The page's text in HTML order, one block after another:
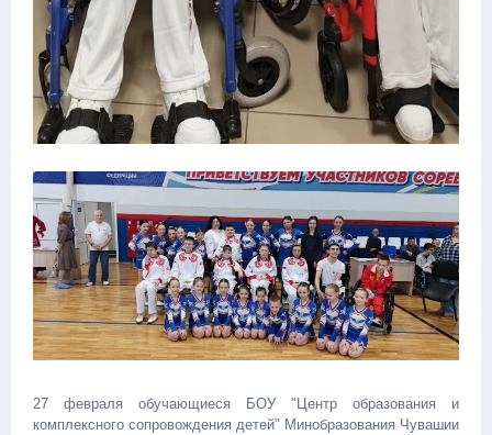
27 февраля обучающиеся БОУ "Центр образования и
комплексного сопровождения детей" Минобразования Чувашии